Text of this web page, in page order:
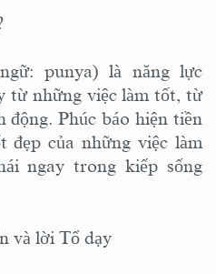
punya) là năng lực
từ những việc làm tốt, từ
động. Phúc báo hiện tiền
của những việc làm
ngay trong kiếp sống
và lời Tổ dạy